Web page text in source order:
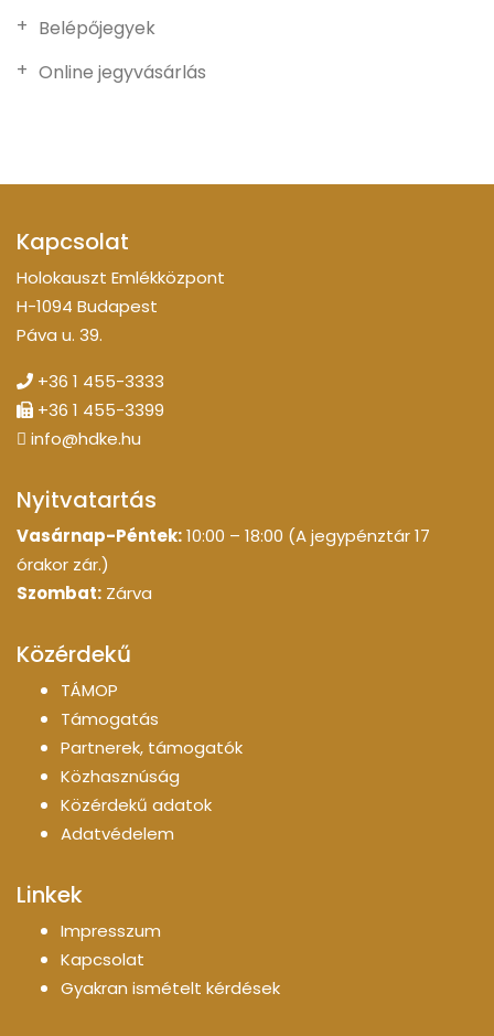
Belépőjegyek
Online jegyvásárlás
Kapcsolat
Holokauszt Emlékközpont
H-1094 Budapest
Páva u. 39.
+36 1 455-3333
+36 1 455-3399
info@hdke.hu
Nyitvatartás
Vasárnap-Péntek:10:00 – 18:00 (A jegypénztár 17
órakor zár.)
Szombat: Zárva
Közérdekű
TÁMOP
Támogatás
Partnerek, támogatók
Közhasznúság
Közérdekű adatok
Adatvédelem
Linkek
Impresszum
Kapcsolat
Gyakran ismételt kérdések